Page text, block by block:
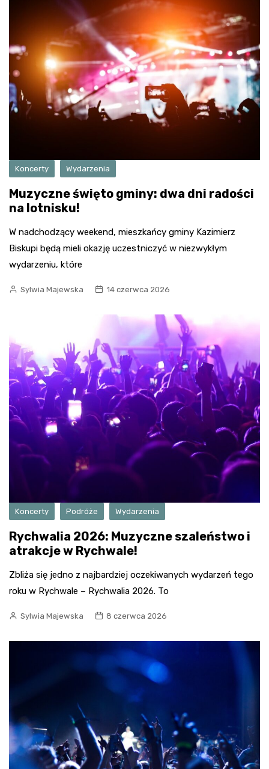
Koncerty Wydarzenia
Muzyczne święto gminy: dwa dni radości
na lotnisku!
W nadchodzący weekend, mieszkańcy gminy Kazimierz
Biskupi będą mieli okazję uczestniczyć w niezwykłym
wydarzeniu, które
Sylwia Majewska 14 czerwca 2026
Koncerty Podróże Wydarzenia
Rychwalia 2026: Muzyczne szaleństwo i
atrakcje w Rychwale!
Zbliża się jedno z najbardziej oczekiwanych wydarzeń tego
roku w Rychwale – Rychwalia 2026. To
Sylwia Majewska 8 czerwca 2026